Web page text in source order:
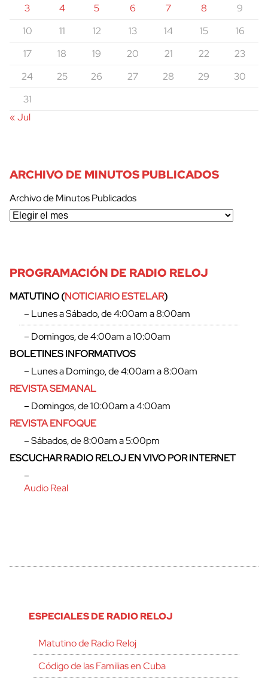
3 4 5 6 7 8
9
10
11 12 13 14 15
16
17
18 19 20 21 22
23
24
25 26 27 28 29
30
31
« Jul
ARCHIVO DE MINUTOS PUBLICADOS
Archivo de Minutos Publicados
PROGRAMACIÓN DE RADIO RELOJ
MATUTINO (NOTICIARIO ESTELAR)
– Lunes a Sábado, de 4:00am a 8:00am
– Domingos, de 4:00am a 10:00am
BOLETINES INFORMATIVOS
– Lunes a Domingo, de 4:00am a 8:00am
REVISTA SEMANAL
– Domingos, de 10:00am a 4:00am
REVISTA ENFOQUE
– Sábados, de 8:00am a 5:00pm
ESCUCHAR RADIO RELOJ EN VIVO POR INTERNET
–
Audio Real
ESPECIALES DE RADIO RELOJ
Matutino de Radio Reloj
Código de las Familias en Cuba